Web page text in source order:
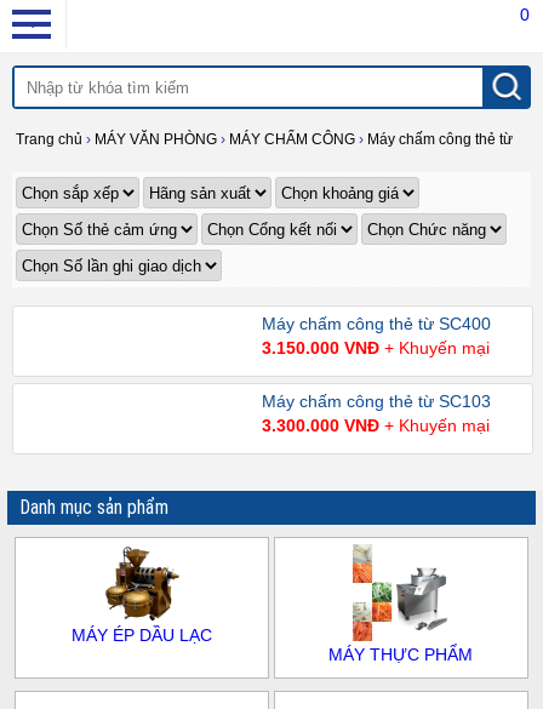
0
Trang chủ › MÁY VĂN PHÒNG › MÁY CHẤM CÔNG › Máy chấm công thẻ từ
Máy chấm công thẻ từ SC400
3.150.000 VNĐ+ Khuyến mại
Máy chấm công thẻ từ SC103
3.300.000 VNĐ+ Khuyến mại
Danh mục sản phẩm
MÁY ÉP DẦU LẠC
MÁY THỰC PHẨM